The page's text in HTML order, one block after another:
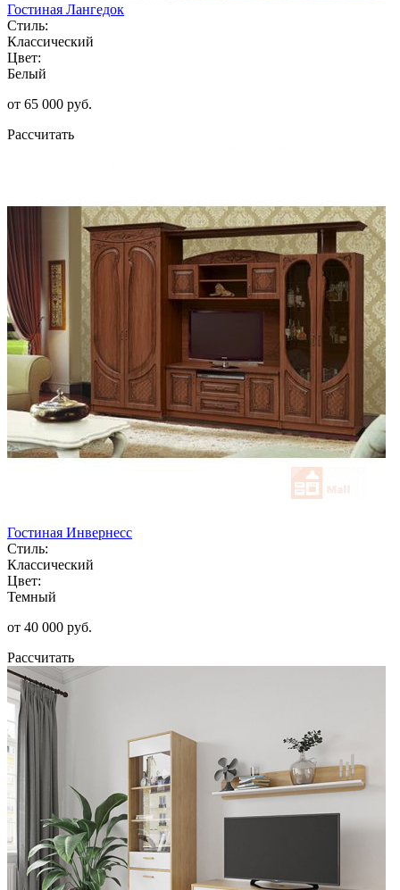
Гостиная Лангедок
Стиль:
Классический
Цвет:
Белый
от 65 000 руб.
Рассчитать
Гостиная Инвернесс
Стиль:
Классический
Цвет:
Темный
от 40 000 руб.
Рассчитать